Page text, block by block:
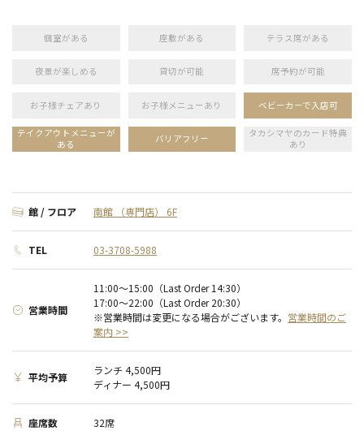
個室がある 座敷がある テラス席がある
夜景が楽しめる 貸切が可能 席予約が可能
お子様チェアあり お子様メニューあり ベビーカーで入店可
テイクアウトメニューが
ある
バリアフリー
タカシマヤのカード特典
あり
館 / フロア 南館 （専門店） 6F
TEL 03-3708-5988
営業時間
11:00～15:00（Last Order 14:30）
17:00～22:00（Last Order 20:30）
※営業時間は変更になる場合がございます。 営業時間のご
案内 >>
平均予算
ランチ 4,500円
ディナー 4,500円
座席数 32席